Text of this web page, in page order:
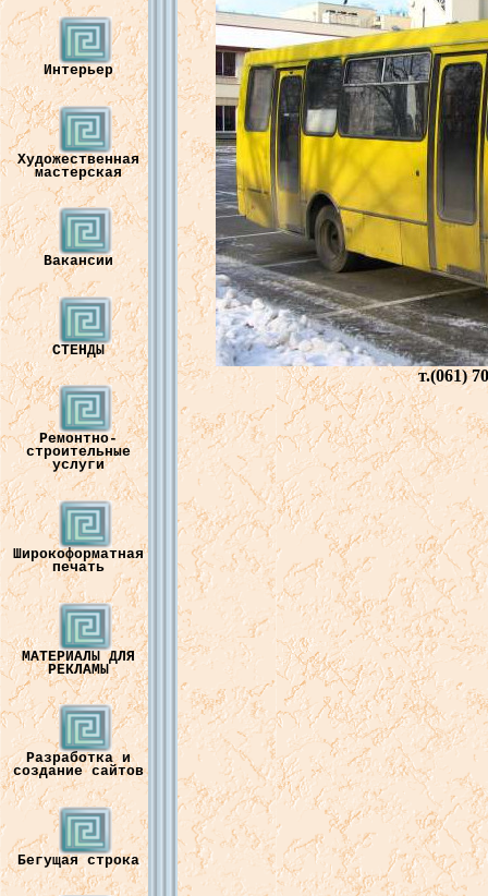
Интерьер
Художественная
мастерская
Вакансии
СТЕНДЫ
Ремонтно-
строительные
услуги
Широкоформатная
печать
МАТЕРИАЛЫ ДЛЯ
РЕКЛАМЫ
Разработка и
создание сайтов
Бегущая строка
т.(061)